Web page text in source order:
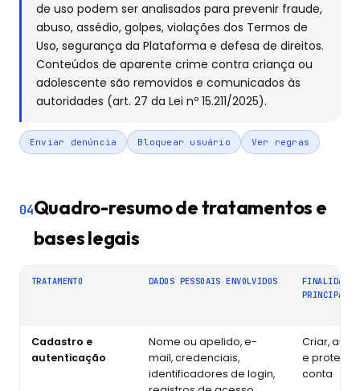
de uso podem ser analisados para prevenir fraude,
abuso, assédio, golpes, violações dos Termos de
Uso, segurança da Plataforma e defesa de direitos.
Conteúdos de aparente crime contra criança ou
adolescente são removidos e comunicados às
autoridades (art. 27 da Lei nº 15.211/2025).
Enviar denúncia Bloquear usuário Ver regras
04Quadro-resumo de tratamentos e
bases legais
TRATAMENTO DADOS PESSOAIS ENVOLVIDOS
FINALIDADE
PRINCIPAL
Cadastro e
autenticação
Nome ou apelido, e-
mail, credenciais,
identificadores de login,
Criar,
e
conta